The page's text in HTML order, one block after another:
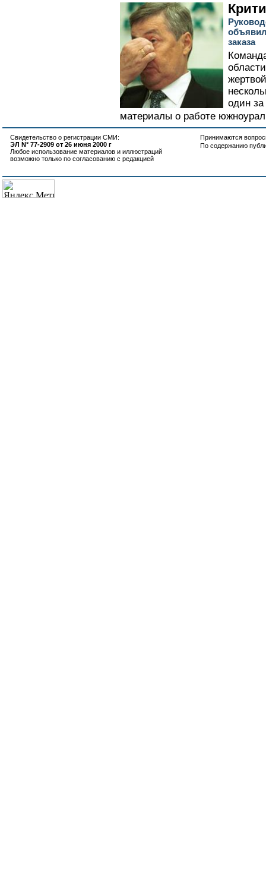
заказа
один
материалы о работе
Свидетельство о регистрации СМИ:
ЭЛ N° 77-2909 от 26 июня 2000 г
Любое использование материалов и иллюстраций
возможно только по согласованию с редакцией
Принимаются
По содержанию